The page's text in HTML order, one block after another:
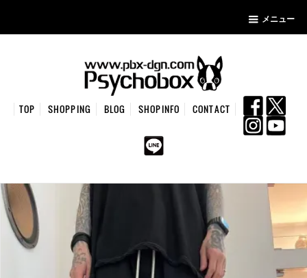
メニュー
TOP SHOPPING BLOG SHOPINFO CONTACT